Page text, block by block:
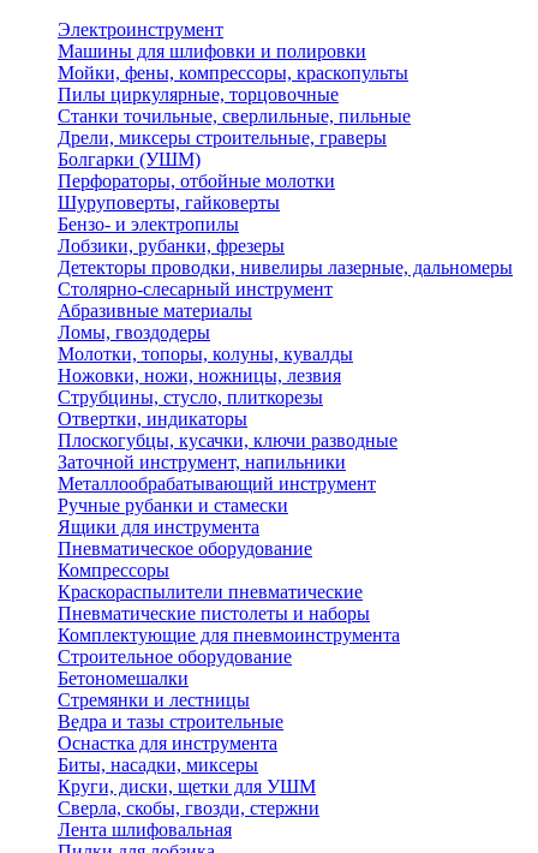
Электроинструмент
Машины для шлифовки и полировки
Мойки, фены, компрессоры, краскопульты
Пилы циркулярные, торцовочные
Станки точильные, сверлильные, пильные
Дрели, миксеры строительные, граверы
Болгарки (УШМ)
Перфораторы, отбойные молотки
Шуруповерты, гайковерты
Бензо- и электропилы
Лобзики, рубанки, фрезеры
Детекторы проводки, нивелиры лазерные, дальномеры
Столярно-слесарный инструмент
Абразивные материалы
Ломы, гвоздодеры
Молотки, топоры, колуны, кувалды
Ножовки, ножи, ножницы, лезвия
Струбцины, стусло, плиткорезы
Отвертки, индикаторы
Плоскогубцы, кусачки, ключи разводные
Заточной инструмент, напильники
Металлообрабатывающий инструмент
Ручные рубанки и стамески
Ящики для инструмента
Пневматическое оборудование
Компрессоры
Краскораспылители пневматические
Пневматические пистолеты и наборы
Комплектующие для пневмоинструмента
Строительное оборудование
Бетономешалки
Стремянки и лестницы
Ведра и тазы строительные
Оснастка для инструмента
Биты, насадки, миксеры
Круги, диски, щетки для УШМ
Сверла, скобы, гвозди, стержни
Лента шлифовальная